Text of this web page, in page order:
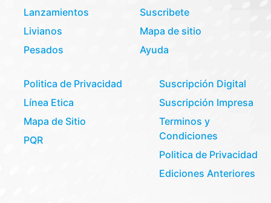
Lanzamientos
Livianos
Pesados
Suscribete
Mapa de sitio
Ayuda
Politica de Privacidad
Línea Etica
Mapa de Sitio
PQR
Suscripción Digital
Suscripción Impresa
Terminos y
Condiciones
Politica de Privacidad
Ediciones Anteriores